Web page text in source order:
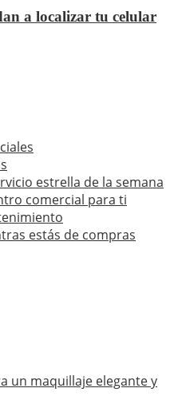
a localizar tu celular
estrella de la semana
comercial para ti
estás de compras
un maquillaje elegante y